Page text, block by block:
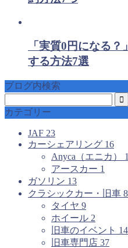
「実質0円になる
する方法7選
ブログ内検索
カテゴリー
JAF 23
カーシェアリング 16
Anyca（エニカ）
アースカー 1
ガソリン 13
クラシックカー・旧車
タイヤ 9
ホイール 2
旧車のイベント 14
旧車専門店 37